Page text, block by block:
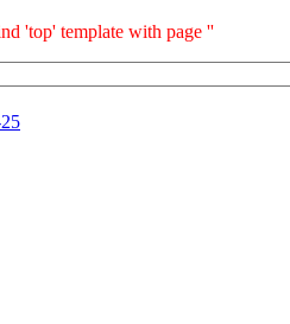
'top' template with page ''